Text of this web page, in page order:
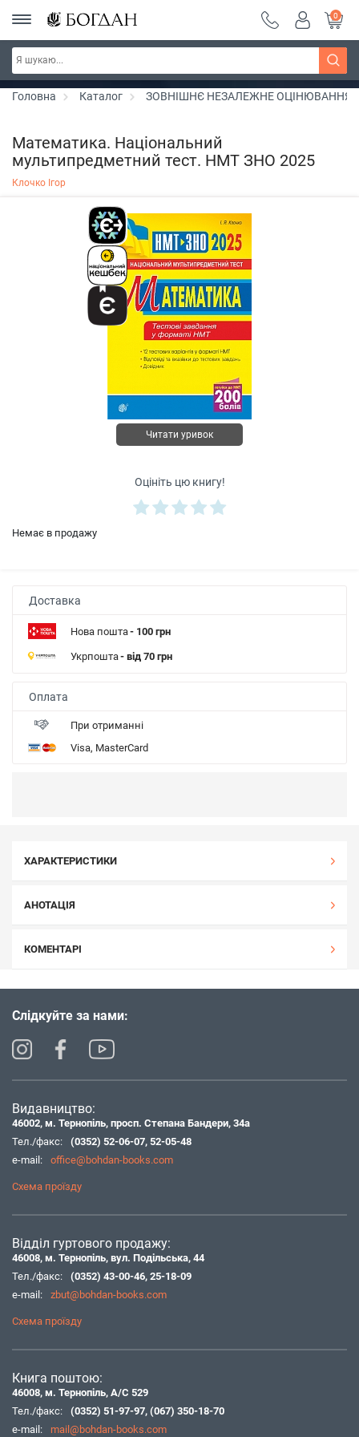
РОЗПРОДАЖ ~ 150 грн ~ 200 грн ~ 250 грн ~
300 грн ~ РОЗПРОДАЖ
Дізнатись більше
0
Головна Каталог ЗОВНІШНЄ НЕЗАЛЕЖНЕ ОЦІНЮВАННЯ
Математика. Національний
мультипредметний тест. НМТ ЗНО 2025
Клочко Ігор
Читати уривок
Оцініть цю книгу!
Немає в продажу
Доставка
Нова пошта- 100 грн
Укрпошта- від 70 грн
Оплата
При отриманні
Visa, MasterCard
ХАРАКТЕРИСТИКИ
АНОТАЦІЯ
КОМЕНТАРІ
Слідкуйте за нами:
Видавництво:
46002, м. Тернопіль, просп. Степана Бандери, 34а
Тел./факс:
(0352) 52-06-07, 52-05-48
e-mail:
office@bohdan-books.com
Схема проїзду
Відділ гуртового продажу:
46008, м. Тернопіль, вул. Подільська, 44
Тел./факс:
(0352) 43-00-46, 25-18-09
e-mail:
zbut@bohdan-books.com
Схема проїзду
Книга поштою:
46008, м. Тернопіль, А/С 529
Тел./факс:
(0352) 51-97-97, (067) 350-18-70
e-mail:
mail@bohdan-books.com